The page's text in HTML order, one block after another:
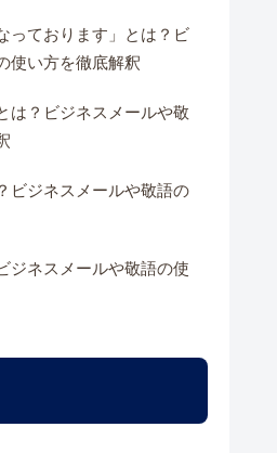
っております」とは？ビ
使い方を徹底解釈
は？ビジネスメールや敬
ビジネスメールや敬語の
ジネスメールや敬語の使